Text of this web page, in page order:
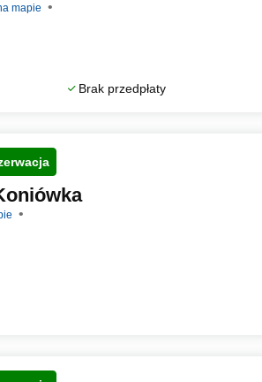
mapie
Brak przedpłaty